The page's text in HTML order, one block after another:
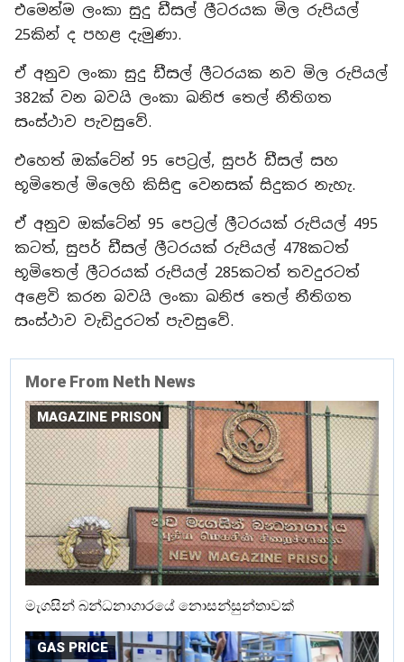
එමෙන්ම ලංකා සුදු ඩීසල් ලීටරයක මිල රුපියල්
25කින් ද පහළ දැමුණා.
ඒ අනුව ලංකා සුදු ඩීසල් ලීටරයක නව මිල රුපියල්
382ක් වන බවයි ලංකා ඛනිජ තෙල් නීතිගත
සංස්ථාව පැවසුවේ.
එහෙත් ඔක්ටේන් 95 පෙට්‍රල්, සුපර් ඩීසල් සහ
භූමිතෙල් මිලෙහි කිසිඳු වෙනසක් සිදුකර නැහැ.
ඒ අනුව ඔක්ටේන් 95 පෙට්‍රල් ලීටරයක් රුපියල් 495
කටත්, සුපර් ඩීසල් ලීටරයක් රුපියල් 478කටත්
භූමිතෙල් ලීටරයක් රුපියල් 285කටත් තවදුරටත්
අළෙවි කරන බවයි ලංකා ඛනිජ තෙල් නීතිගත
සංස්ථාව වැඩිදුරටත් පැවසුවේ.
More From Neth News
MAGAZINE PRISON
මැගසින් බන්ධනාගාරයේ නොසන්සුන්තාවක්
GAS PRICE